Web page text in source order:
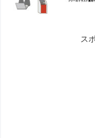
ス